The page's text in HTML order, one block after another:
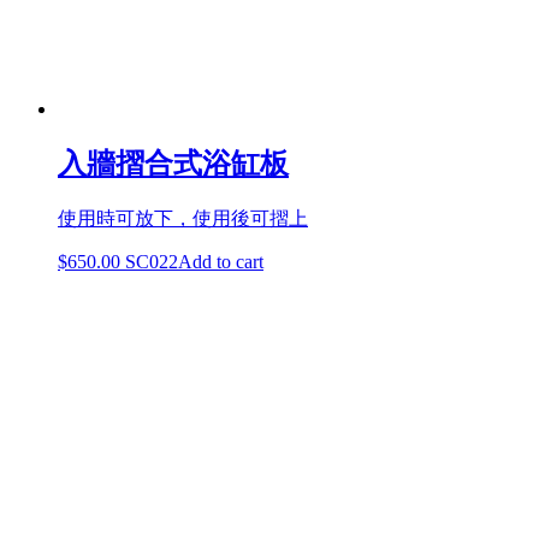
入牆摺合式浴缸板
使用時可放下，使用後可摺上
$650.00 SC022Add to cart